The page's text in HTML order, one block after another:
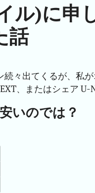
ル)に申
話
々出てくるが、私
、またはシェア U-
いのでは？